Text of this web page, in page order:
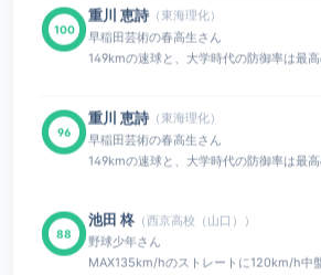
100
重川 恵詩 （東海理化）
早稲田芸術の春高生さん
149kmの速球と、大学時代の防御率は最高
96
重川 恵詩 （東海理化）
早稲田芸術の春高生さん
149kmの速球と、大学時代の防御率は最高
88
池田 柊 （西京高校（山口））
野球少年さん
MAX135km/hのストレートに120km/h中